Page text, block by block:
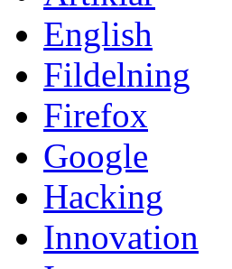
English
Fildelning
Firefox
Google
Hacking
Innovation